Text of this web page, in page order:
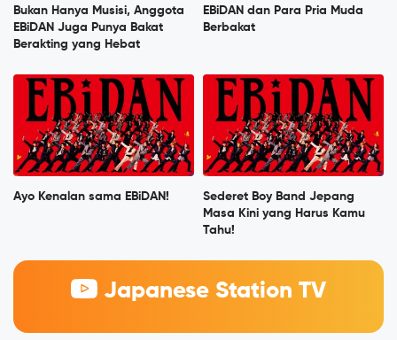
Bukan Hanya Musisi, Anggota
EBiDAN Juga Punya Bakat
Berakting yang Hebat
EBiDAN dan Para Pria Muda
Berbakat
Ayo Kenalan sama EBiDAN!
Sederet Boy Band Jepang
Masa Kini yang Harus Kamu
Tahu!
Japanese Station TV